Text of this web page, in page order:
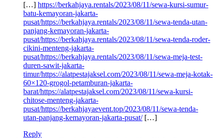
[…] https://berkahjaya.rentals/2023/08/11/sewa-kursi-sumur-
batu-kemayoran-jakarta-
pusat/https://berkahjaya.rentals/2023/08/11/sewa-tenda-utan-
panjang-kemayoran-jakarta-
pusat/https://berkahjaya.rentals/2023/08/11/sewa-tenda-roder-
cikini-menteng-jakarta-
pusat/https://berkahjaya.rentals/2023/08/11/sewa-meja-test-
duren-sawit-jakarta-
timur/https://alatpestajaksel.com/2023/08/11/sewa-meja-kotak-
60×120-grogol-petamburan-jakarta-
barat/https://alatpestajaksel.com/2023/08/11/sewa-kursi-
chitose-menteng-jakarta-
pusat/https://berkahjayaevent.top/2023/08/11/sewa-tenda-
utan-panjang-kemayoran-jakarta-pusat/[…]
Reply